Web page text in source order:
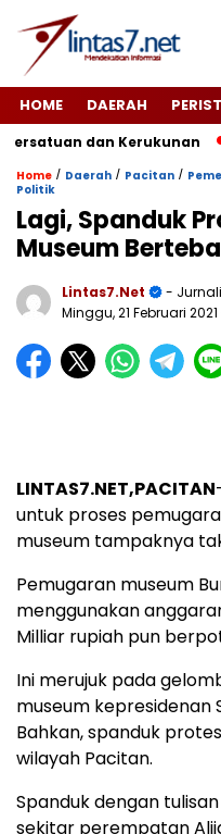
HOME DAERAH
dan Kerukunan
Home / Daerah / Pacitan /
Politik
Lagi, Spanduk
Museum
Lintas7.net
-
Minggu, 21 Februari 2021
LINTAS7.NET,PACITAN
untuk proses
museum tampaknya
Pemugaran museum
menggunakan
Milliar rupiah pun
Ini merujuk pada
museum kepresidenan
Bahkan, spanduk
wilayah Pacitan.
Spanduk dengan
sekitar perempatan